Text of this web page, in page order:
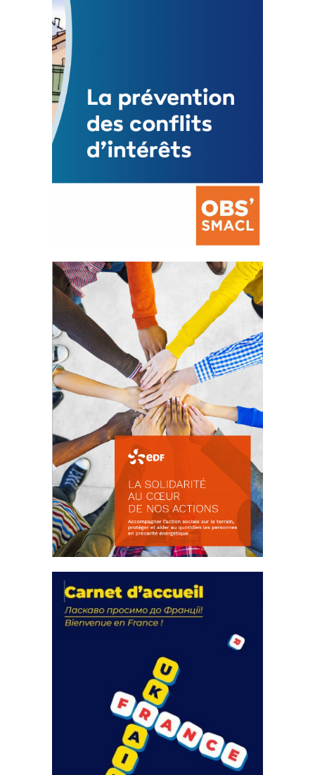
3 avril 2024
Mise à jour avril 2024
FEUILLETER
La prévention des conflits
d’intérêts
18 septembre 2023
FEUILLETER
actions
18 septembre 2023
FEUILLETER